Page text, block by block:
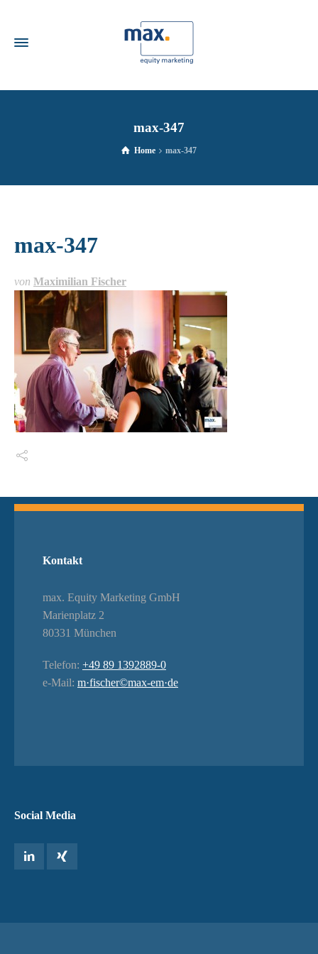
max-347
Home max-347
max-347
von Maximilian Fischer
Kontakt
max. Equity Marketing GmbH
Marienplatz 2
80331 München
Telefon: +49 89 1392889-0
e-Mail: m·fischer©max-em·de
Social Media